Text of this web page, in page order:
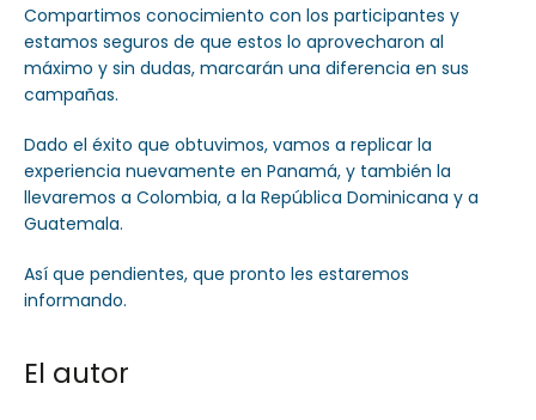
Compartimos conocimiento con los participantes y
estamos seguros de que estos lo aprovecharon al
máximo y sin dudas, marcarán una diferencia en sus
campañas.
Dado el éxito que obtuvimos, vamos a replicar la
experiencia nuevamente en Panamá, y también la
llevaremos a Colombia, a la República Dominicana y a
Guatemala.
Así que pendientes, que pronto les estaremos
informando.
El autor